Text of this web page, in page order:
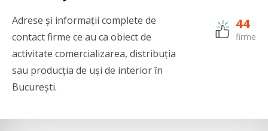
Adrese și informații complete de
contact firme ce au ca obiect de
activitate comercializarea, distribuția
sau producția de uși de interior în
București.
44
firme